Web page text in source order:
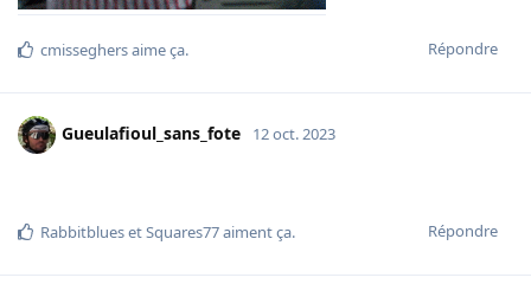
Répondre
cmisseghersaime ça.
Gueulafioul_sans_fote 12 oct. 2023
Répondre
RabbitbluesetSquares77aiment ça.